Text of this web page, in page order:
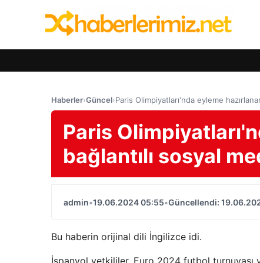
Haberler›Güncel›Paris Olimpiyatları'nda eyleme
Paris
bağlantılı sosyal
admin•19.06.2024 05:55•Güncellendi:
Bu haberin orijinal dili İngilizce idi.
İspanyol yetkililer, Euro 2024 futbol turnuvası